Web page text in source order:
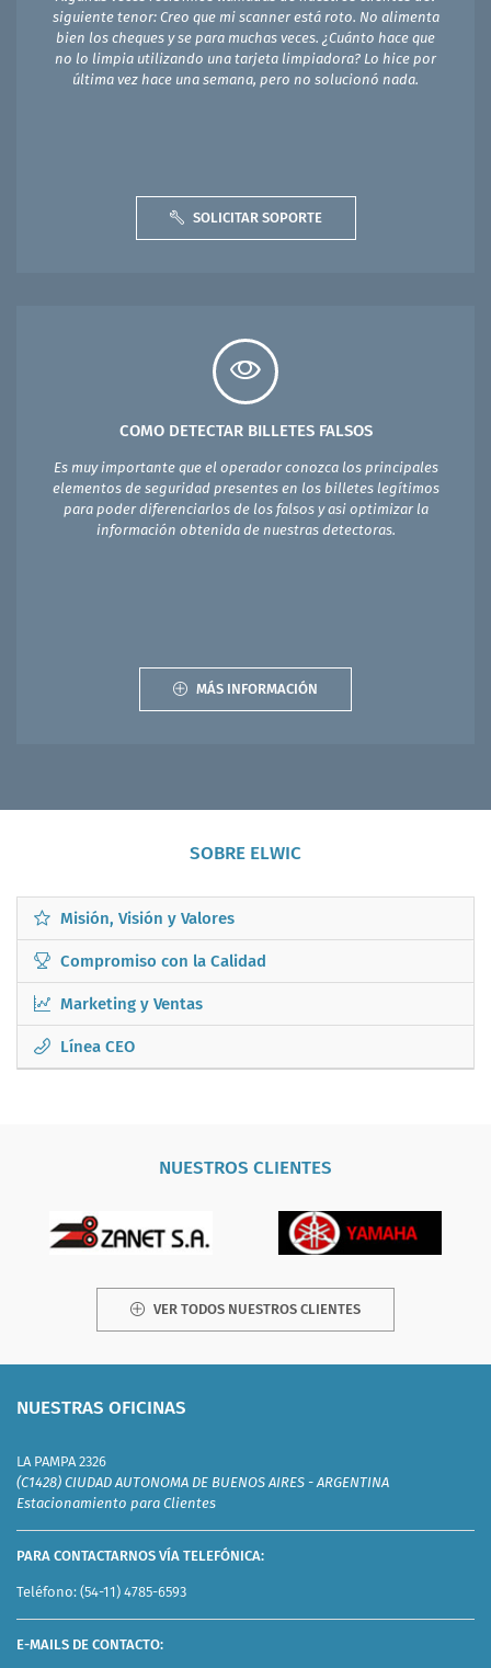
siguiente tenor: Creo que mi scanner está roto. No alimenta
bien los cheques y se para muchas veces. ¿Cuánto hace que
no lo limpia utilizando una tarjeta limpiadora? Lo hice por
última vez hace una semana, pero no solucionó nada.
SOLICITAR SOPORTE
COMO DETECTAR BILLETES FALSOS
Es muy importante que el operador conozca los principales
elementos de seguridad presentes en los billetes legítimos
para poder diferenciarlos de los falsos y asi optimizar la
información obtenida de nuestras detectoras.
MÁS INFORMACIÓN
SOBRE ELWIC
Misión, Visión y Valores
Compromiso con la Calidad
Marketing y Ventas
Línea CEO
NUESTROS CLIENTES
VER TODOS NUESTROS CLIENTES
NUESTRAS OFICINAS
LA PAMPA 2326
(C1428) CIUDAD AUTONOMA DE BUENOS AIRES - ARGENTINA
Estacionamiento para Clientes
PARA CONTACTARNOS VÍA TELEFÓNICA:
Teléfono:(54-11) 4785-6593
E-MAILS DE CONTACTO: